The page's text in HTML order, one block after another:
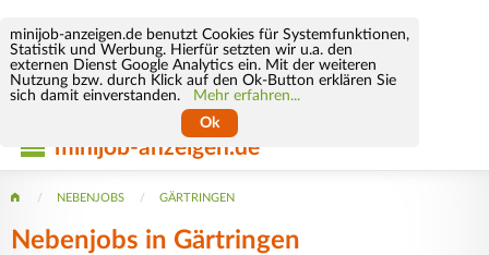
minijob-anzeigen.de benutzt Cookies für Systemfunktionen,
Statistik und Werbung. Hierfür setzten wir u.a. den
externen Dienst Google Analytics ein. Mit der weiteren
Nutzung bzw. durch Klick auf den Ok-Button erklären Sie
sich damit einverstanden.
Mehr erfahren...
Ok
minijob-anzeigen.de
NEBENJOBS GÄRTRINGEN
Nebenjobs in Gärtringen